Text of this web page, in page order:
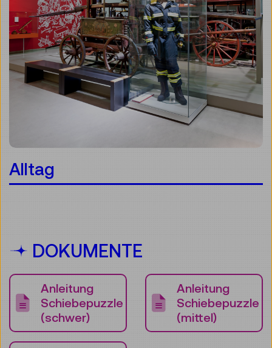
Alltag
DOKUMENTE
Anleitung
Schiebepuzzle
(schwer)
Anleitung
Schiebepuzzle
(mittel)